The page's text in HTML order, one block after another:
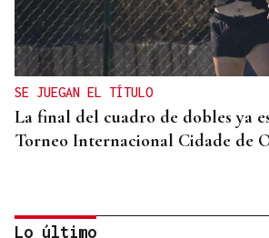
SE JUEGAN EL TÍTULO
La final del cuadro de dobles ya
Torneo Internacional Cidade de
Lo último